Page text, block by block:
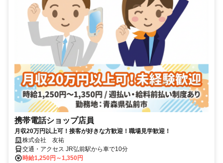
携帯電話ショップ店員
月収20万円以上可！接客が好きな方歓迎！職場見学歓迎！
株式会社 友祐
交通・アクセス JR弘前駅から車で10分
時給1,250円～1,350円